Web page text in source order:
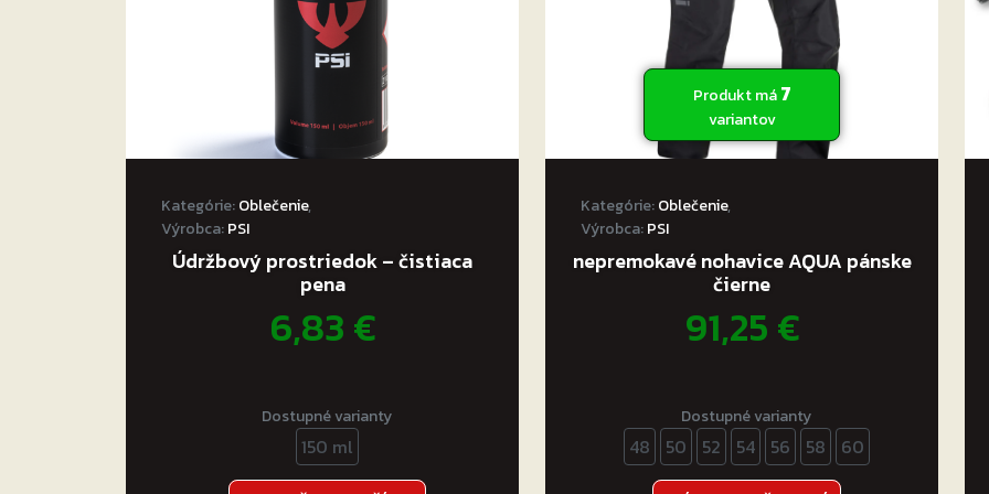
Komfort, bezpečie a štýl za skvelú cenu – to je SECA Stream!
Kategórie:Oblečenie,
Výrobca:PSI
Údržbový prostriedok – čistiaca
pena
6,83€
Dostupné varianty
150 ml
Produkt má7
variantov
Kategórie:Oblečenie,
Výrobca:PSI
nepremokavé nohavice AQUA pánske
čierne
91,25€
Dostupné varianty
48 50 52 54 56 58 60